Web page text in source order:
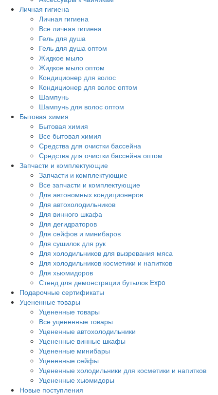
Личная гигиена
Личная гигиена
Все личная гигиена
Гель для душа
Гель для душа оптом
Жидкое мыло
Жидкое мыло оптом
Кондиционер для волос
Кондиционер для волос оптом
Шампунь
Шампунь для волос оптом
Бытовая химия
Бытовая химия
Все бытовая химия
Средства для очистки бассейна
Средства для очистки бассейна оптом
Запчасти и комплектующие
Запчасти и комплектующие
Все запчасти и комплектующие
Для автономных кондиционеров
Для автохолодильников
Для винного шкафа
Для дегидраторов
Для сейфов и минибаров
Для сушилок для рук
Для холодильников для вызревания мяса
Для холодильников косметики и напитков
Для хьюмидоров
Стенд для демонстрации бутылок Expo
Подарочные сертификаты
Уцененные товары
Уцененные товары
Все уцененные товары
Уцененные автохолодильники
Уцененные винные шкафы
Уцененные минибары
Уцененные сейфы
Уцененные холодильники для косметики и напитков
Уцененные хьюмидоры
Новые поступления